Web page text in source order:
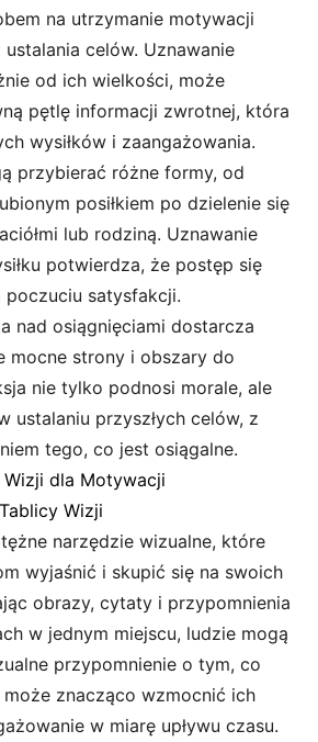
na utrzymanie motywacji
celów. Uznawanie
od ich wielkości, może
pętlę informacji zwrotnej, która
wysiłków i zaangażowania.
przybierać różne formy, od
posiłkiem po dzielenie się
lub rodziną. Uznawanie
potwierdza, że postęp się
satysfakcji.
nad osiągnięciami dostarcza
mocne strony i obszary do
nie tylko podnosi morale, ale
ustalaniu przyszłych celów, z
tego, co jest osiągalne.
dla Motywacji
Wizji
narzędzie wizualne, które
wyjaśnić i skupić się na swoich
obrazy, cytaty i przypomnienia
w jednym miejscu, ludzie mogą
przypomnienie o tym, co
znacząco wzmocnić ich
w miarę upływu czasu.